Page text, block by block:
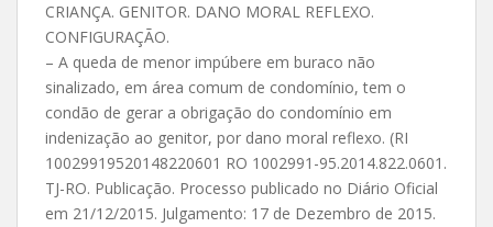
CRIANÇA. GENITOR. DANO MORAL REFLEXO.
CONFIGURAÇÃO.
– A queda de menor impúbere em buraco não
sinalizado, em área comum de condomínio, tem o
condão de gerar a obrigação do condomínio em
indenização ao genitor, por dano moral reflexo. (RI
10029919520148220601 RO 1002991-95.2014.822.0601.
TJ-RO. Publicação. Processo publicado no Diário Oficial
em 21/12/2015. Julgamento: 17 de Dezembro de 2015.